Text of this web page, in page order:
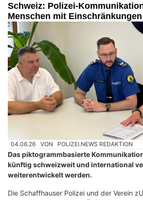
Schweiz: Polizei-
Menschen mit
04.06.26 VON POLIZEI.NEWS REDAKTION
Das piktogrammbasierte
künftig schweizweit und international
weiterentwickelt werden.
Die Schaffhauser Polizei und der Verein